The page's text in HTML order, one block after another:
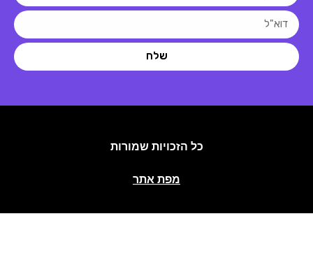
שלח
כל הזכויות שמורות
מפת אתר